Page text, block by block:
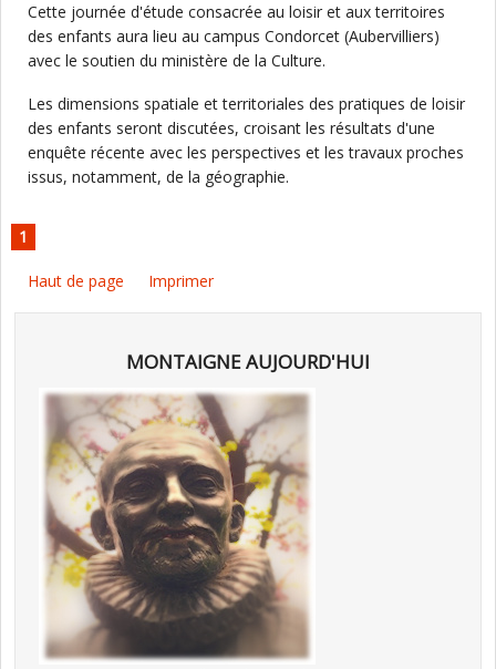
Cette journée d'étude consacrée au loisir et aux territoires
des enfants aura lieu au campus Condorcet (Aubervilliers)
avec le soutien du ministère de la Culture.
Les dimensions spatiale et territoriales des pratiques de loisir
des enfants seront discutées, croisant les résultats d'une
enquête récente avec les perspectives et les travaux proches
issus, notamment, de la géographie.
1
Haut de page Imprimer
MONTAIGNE AUJOURD'HUI